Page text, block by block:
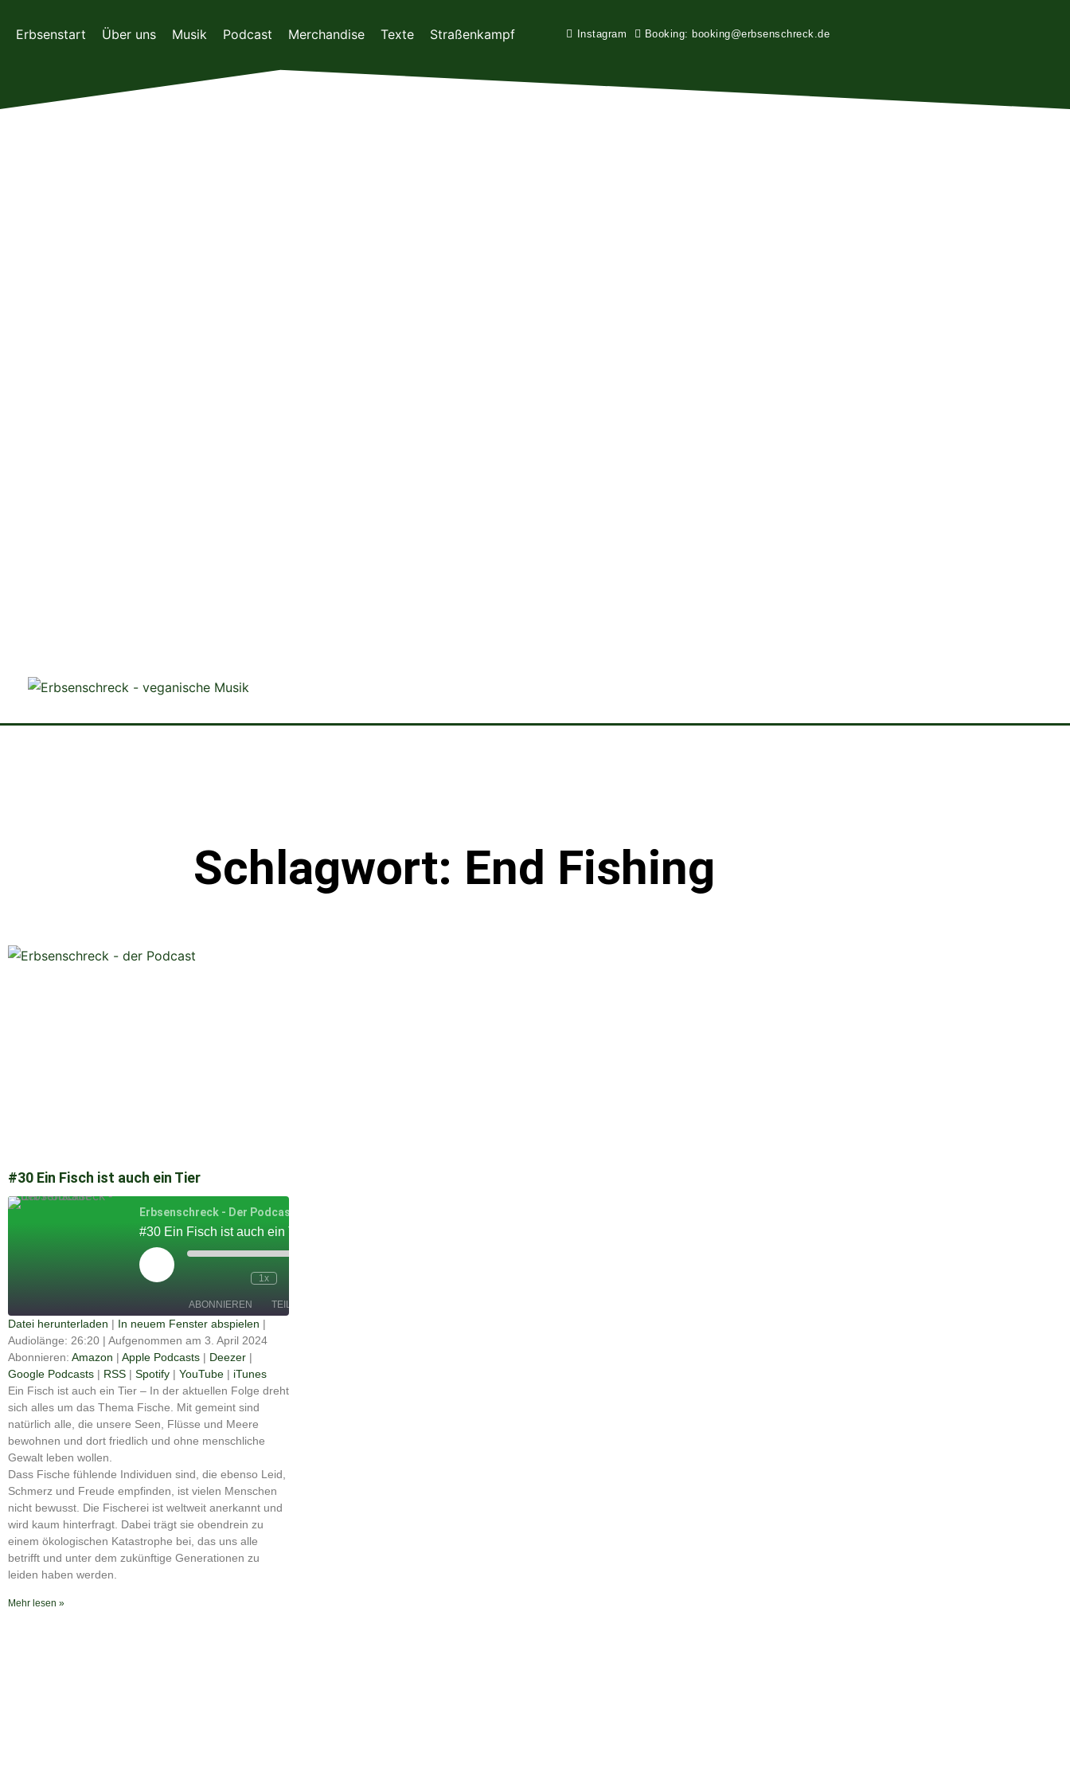
InhaltErbsenstart Über uns Musik Podcast Merchandise Texte Straßenkampf Instagram Booking: booking@erbsenschreck.de
Schlagwort: End Fishing
#30 Ein Fisch ist auch ein Tier
Erbsenschreck - Der Podcast
#30 Ein Fisch ist auch ein Tier
Play
Episode
1x
ABONNIEREN
TEILEN
Amazon
Apple
Podcasts
Deezer
Google
Podcasts
RSS Spotify
RSS FEED
TEILEN
LINK
EMBED
Datei herunterladen | In neuem Fenster abspielen |
Audiolänge: 26:20 | Aufgenommen am 3. April 2024
Abonnieren: Amazon | Apple Podcasts | Deezer |
Google Podcasts | RSS | Spotify | YouTube | iTunes
Ein Fisch ist auch ein Tier – In der aktuellen Folge dreht
sich alles um das Thema Fische. Mit gemeint sind
natürlich alle, die unsere Seen, Flüsse und Meere
bewohnen und dort friedlich und ohne menschliche
Gewalt leben wollen.
Dass Fische fühlende Individuen sind, die ebenso Leid,
Schmerz und Freude empfinden, ist vielen Menschen
nicht bewusst. Die Fischerei ist weltweit anerkannt und
wird kaum hinterfragt. Dabei trägt sie obendrein zu
einem ökologischen Katastrophe bei, das uns alle
betrifft und unter dem zukünftige Generationen zu
leiden haben werden.
Mehr lesen »